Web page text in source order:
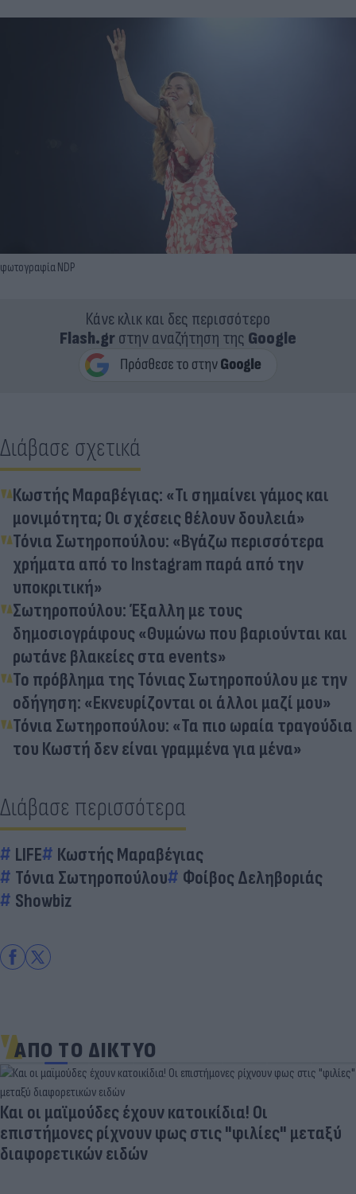
φωτογραφία NDP
Κάνε κλικ και δες περισσότερο
Flash.grστην αναζήτηση της Google
Διάβασε σχετικά
Κωστής Μαραβέγιας: «Τι σημαίνει γάμος και
μονιμότητα; Οι σχέσεις θέλουν δουλειά»
Τόνια Σωτηροπούλου: «Βγάζω περισσότερα
χρήματα από το Instagram παρά από την
υποκριτική»
Σωτηροπούλου: Έξαλλη με τους
δημοσιογράφους «Θυμώνω που βαριούνται και
ρωτάνε βλακείες στα events»
Το πρόβλημα της Τόνιας Σωτηροπούλου με την
οδήγηση: «Εκνευρίζονται οι άλλοι μαζί μου»
Τόνια Σωτηροπούλου: «Τα πιο ωραία τραγούδια
του Κωστή δεν είναι γραμμένα για μένα»
Διάβασε περισσότερα
LIFE
Κωστής Μαραβέγιας
Τόνια Σωτηροπούλου
Φοίβος Δεληβοριάς
Showbiz
ΑΠΟ ΤΟ ΔΙΚΤΥΟ
Και οι μαϊμούδες έχουν κατοικίδια! Οι
επιστήμονες ρίχνουν φως στις "φιλίες" μεταξύ
διαφορετικών ειδών